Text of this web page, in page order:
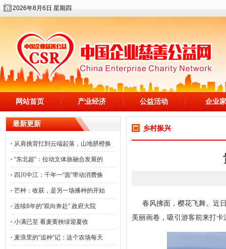
2026年8月6日 星期四
网站首页 产业经济 公益活动 企业家
最新更新
· 从肩挑背扛到云端起落，山地脐橙换
· “东北超”：拉动文体旅融合发展的
· 四川中江：千年一“面”带动消费焕
· 芒种：收获，是另一场播种的开始
· 连续6年的“双向奔赴” 政府大院
· 小满已至 看麦黄秧绿迎夏收
· 麦浪里的“追种”记：这个农场每天
乡村振兴
春风拂面，樱花飞舞。近
美丽画卷，吸引游客前来打卡